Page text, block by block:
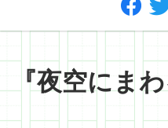
『夜空にま